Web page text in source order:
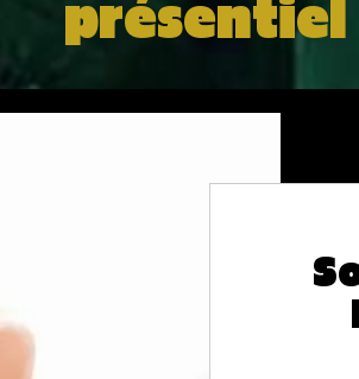
présentiel